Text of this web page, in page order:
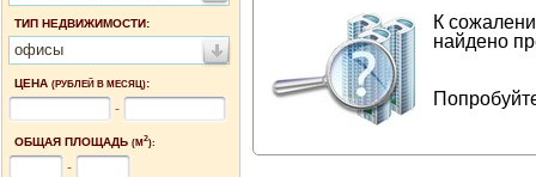
ТИП НЕДВИЖИМОСТИ:
офисы
ЦЕНА (РУБЛЕЙ В МЕСЯЦ):
-
ОБЩАЯ ПЛОЩАДЬ (М2):
-
К
найдено